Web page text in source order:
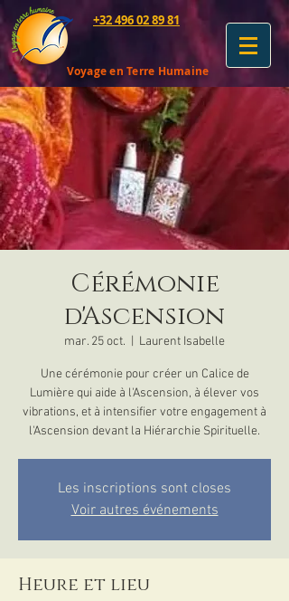
+32 496 02 89 81
Voyage en Terre Humaine
Cérémonie
d'Ascension
mar. 25 oct. Laurent Isabelle
Une cérémonie pour créer un Calice de
Lumière qui aide à l'Ascension, à élever vos
vibrations, et à intensifier votre engagement à
l'Ascension devant la Hiérarchie Spirituelle.
Les inscriptions sont closes
Voir autres événements
Heure et lieu